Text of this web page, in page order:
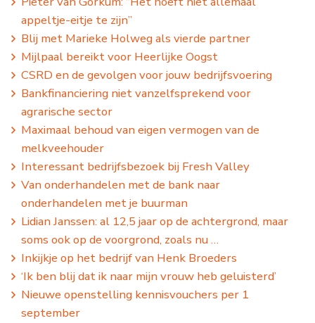
appeltje-eitje te zijn”
Blij met Marieke Holweg als vierde partner
Mijlpaal bereikt voor Heerlijke Oogst
CSRD en de gevolgen voor jouw bedrijfsvoering
Bankfinanciering niet vanzelfsprekend voor
agrarische sector
Maximaal behoud van eigen vermogen van de
melkveehouder
Interessant bedrijfsbezoek bij Fresh Valley
Van onderhandelen met de bank naar
onderhandelen met je buurman
Lidian Janssen: al 12,5 jaar op de achtergrond, maar
soms ook op de voorgrond, zoals nu …
Inkijkje op het bedrijf van Henk Broeders
‘Ik ben blij dat ik naar mijn vrouw heb geluisterd’
Nieuwe openstelling kennisvouchers per 1
september